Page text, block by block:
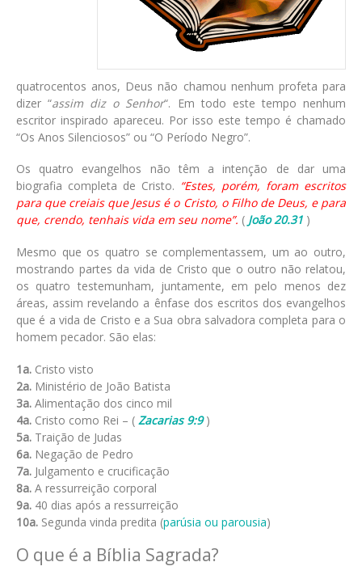
quatrocentos anos, Deus não chamou nenhum profeta para
dizer “assim diz o Senhor“. Em todo este tempo nenhum
escritor inspirado apareceu. Por isso este tempo é chamado
“Os Anos Silenciosos” ou “O Período Negro”.
Os quatro evangelhos não têm a intenção de dar uma
biografia completa de Cristo. “Estes, porém, foram escritos
para que creiais que Jesus é o Cristo, o Filho de Deus, e para
que, crendo, tenhais vida em seu nome”. ( João 20.31 )
Mesmo que os quatro se complementassem, um ao outro,
mostrando partes da vida de Cristo que o outro não relatou,
os quatro testemunham, juntamente, em pelo menos dez
áreas, assim revelando a ênfase dos escritos dos evangelhos
que é a vida de Cristo e a Sua obra salvadora completa para o
homem pecador. São elas:
1a. Cristo visto
2a. Ministério de João Batista
3a. Alimentação dos cinco mil
4a. Cristo como Rei – ( Zacarias 9:9)
5a. Traição de Judas
6a. Negação de Pedro
7a. Julgamento e crucificação
8a. A ressurreição corporal
9a. 40 dias após a ressurreição
10a. Segunda vinda predita (parúsia ou parousia)
O que é a Bíblia Sagrada?